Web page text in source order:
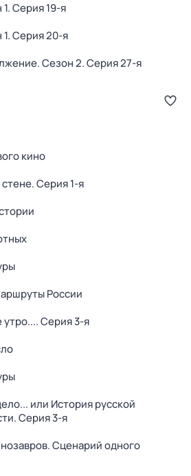
. Серия 19-я
. Серия 20-я
. Сезон 2. Серия 27-я
кино
. Серия 1-я
России
утро.... Серия 3-я
или История русской
. Серия 3-я
Сценарий одного